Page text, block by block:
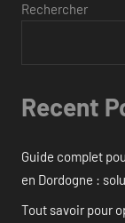
Rechercher
Recent
Guide complet
en Dordogne :
Tout savoir pour